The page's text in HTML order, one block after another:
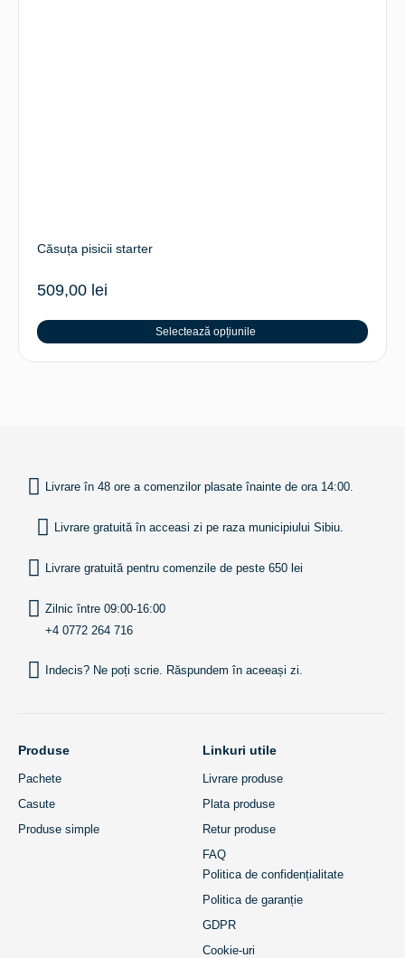
Căsuța pisicii starter
509,00 lei
Selectează opțiunile
Livrare în 48 ore a comenzilor plasate înainte de ora 14:00.
Livrare gratuită în acceasi zi pe raza municipiului Sibiu.
Livrare gratuită pentru comenzile de peste 650 lei
Zilnic între 09:00-16:00
+4 0772 264 716
Indecis? Ne poți scrie. Răspundem în aceeași zi.
Produse
Pachete
Casute
Produse simple
Linkuri utile
Livrare produse
Plata produse
Retur produse
FAQ
Politica de confidențialitate
Politica de garanție
GDPR
Cookie-uri